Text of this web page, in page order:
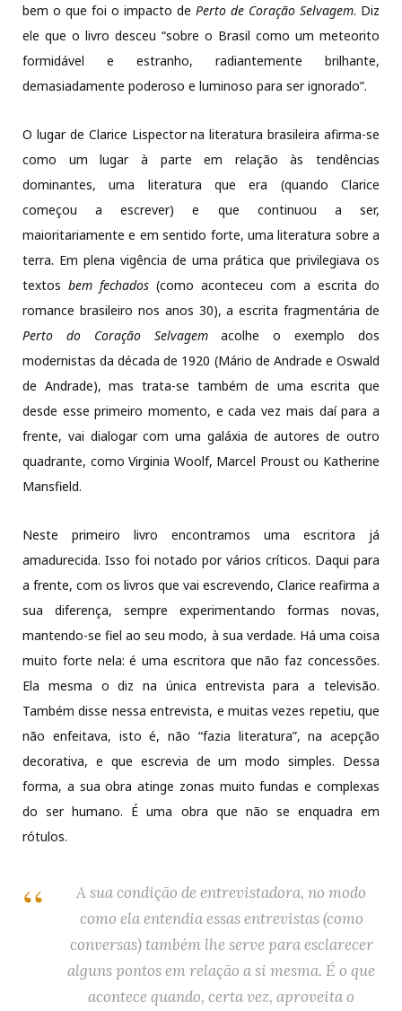
bem o que foi o impacto de Perto de Coração Selvagem. Diz
ele que o livro desceu “sobre o Brasil como um meteorito
formidável e estranho, radiantemente brilhante,
demasiadamente poderoso e luminoso para ser ignorado”.
O lugar de Clarice Lispector na literatura brasileira afirma-se
como um lugar à parte em relação às tendências
dominantes, uma literatura que era (quando Clarice
começou a escrever) e que continuou a ser,
maioritariamente e em sentido forte, uma literatura sobre a
terra. Em plena vigência de uma prática que privilegiava os
textos bem fechados (como aconteceu com a escrita do
romance brasileiro nos anos 30), a escrita fragmentária de
Perto do Coração Selvagemacolhe o exemplo dos
modernistas da década de 1920 (Mário de Andrade e Oswald
de Andrade), mas trata-se também de uma escrita que
desde esse primeiro momento, e cada vez mais daí para a
frente, vai dialogar com uma galáxia de autores de outro
quadrante, como Virginia Woolf, Marcel Proust ou Katherine
Mansfield.
Neste primeiro livro encontramos uma escritora já
amadurecida. Isso foi notado por vários críticos. Daqui para
a frente, com os livros que vai escrevendo, Clarice reafirma a
sua diferença, sempre experimentando formas novas,
mantendo-se fiel ao seu modo, à sua verdade. Há uma coisa
muito forte nela: é uma escritora que não faz concessões.
Ela mesma o diz na única entrevista para a televisão.
Também disse nessa entrevista, e muitas vezes repetiu, que
não enfeitava, isto é, não “fazia literatura”, na acepção
decorativa, e que escrevia de um modo simples. Dessa
forma, a sua obra atinge zonas muito fundas e complexas
do ser humano. É uma obra que não se enquadra em
rótulos.
A sua condição de entrevistadora, no modo
como ela entendia essas entrevistas (como
conversas) também lhe serve para esclarecer
alguns pontos em relação a si mesma. É o que
acontece quando, certa vez, aproveita o